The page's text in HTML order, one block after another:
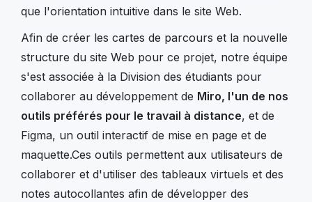
que l'orientation intuitive dans le site Web.
Afin de créer les cartes de parcours et la nouvelle
structure du site Web pour ce projet, notre équipe
s'est associée à la Division des étudiants pour
collaborer au développement de Miro, l'un de nos
outils préférés pour le travail à distance, et de
Figma, un outil interactif de mise en page et de
maquette.Ces outils permettent aux utilisateurs de
collaborer et d'utiliser des tableaux virtuels et des
notes autocollantes afin de développer des